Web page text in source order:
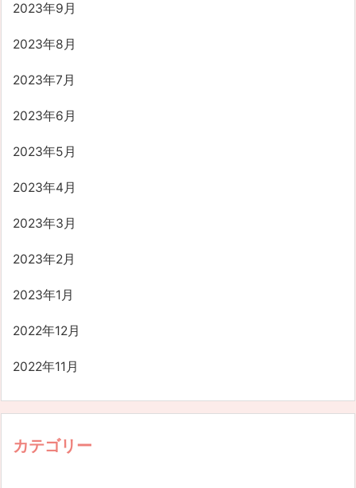
2023年9月
2023年8月
2023年7月
2023年6月
2023年5月
2023年4月
2023年3月
2023年2月
2023年1月
2022年12月
2022年11月
カテゴリー